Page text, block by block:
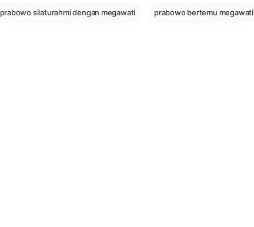
prabowo silaturahmi dengan megawati prabowo bertemu megawati